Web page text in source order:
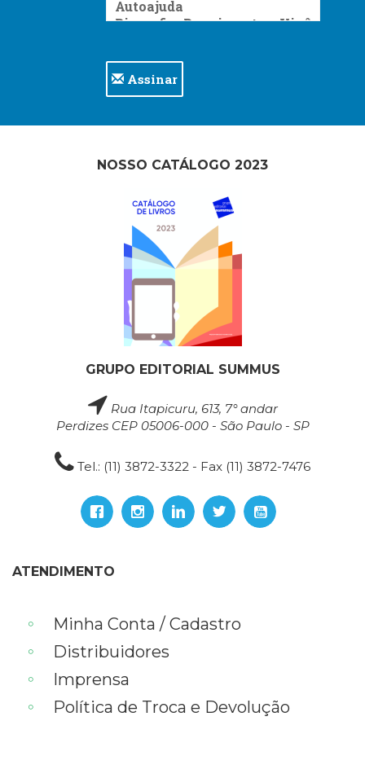
Assinar
NOSSO CATÁLOGO 2023
GRUPO EDITORIAL SUMMUS
Rua Itapicuru, 613, 7° andar
Perdizes CEP 05006-000 - São Paulo - SP
Tel.: (11) 3872-3322 - Fax (11) 3872-7476
ATENDIMENTO
Minha Conta / Cadastro
Distribuidores
Imprensa
Política de Troca e Devolução